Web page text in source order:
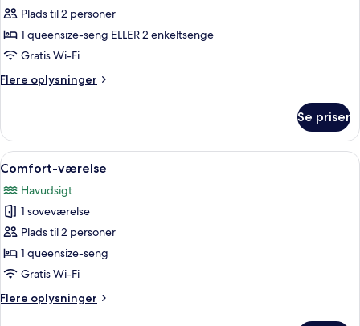
Dobbeltværelse
Plads til 2 personer
1 queensize-seng ELLER 2 enkeltsenge
Gratis Wi-Fi
Flere oplysninger
Flere
Se priser
Indlæs
alle
billeder
af
Comfort-
værelse
Et soveværelse med seng,
9
Comfort-værelse
Havudsigt
1 soveværelse
Plads til 2 personer
1 queensize-seng
Gratis Wi-Fi
Flere oplysninger
Flere